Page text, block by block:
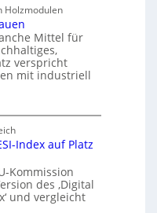
Holzmodulen
Mittel für
verspricht
mit industriell
Index auf Platz
Kommission
des ‚Digital
und vergleicht